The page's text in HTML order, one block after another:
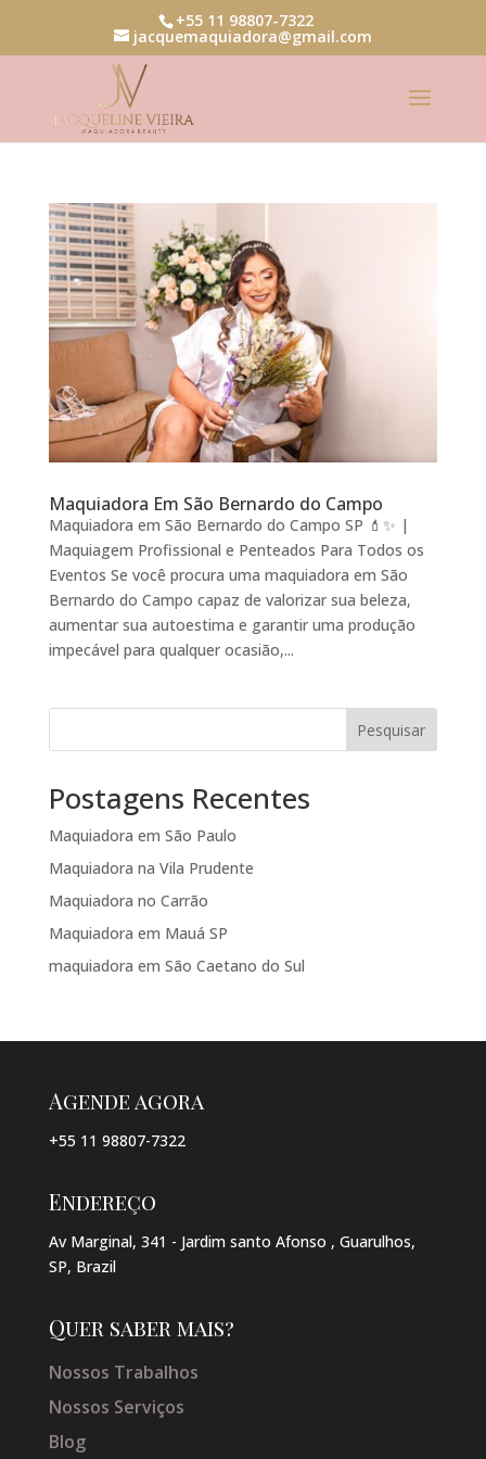
+55 11 98807-7322
jacquemaquiadora@gmail.com
Maquiadora Em São Bernardo do Campo
Maquiadora em São Bernardo do Campo SP 💄✨ |
Maquiagem Profissional e Penteados Para Todos os
Eventos Se você procura uma maquiadora em São
Bernardo do Campo capaz de valorizar sua beleza,
aumentar sua autoestima e garantir uma produção
impecável para qualquer ocasião,...
Pesquisar
Postagens Recentes
Maquiadora em São Paulo
Maquiadora na Vila Prudente
Maquiadora no Carrão
Maquiadora em Mauá SP
maquiadora em São Caetano do Sul
Agende agora
+55 11 98807-7322
Endereço
Av Marginal, 341 - Jardim santo Afonso , Guarulhos,
SP, Brazil
Quer saber mais?
Nossos Trabalhos
Nossos Serviços
Blog